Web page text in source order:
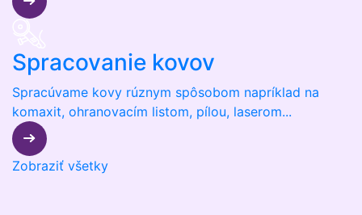
Spracovanie kovov
Spracúvame kovy rúznym spôsobom napríklad na
komaxit, ohranovacím listom, pílou, laserom...
Zobraziť všetky